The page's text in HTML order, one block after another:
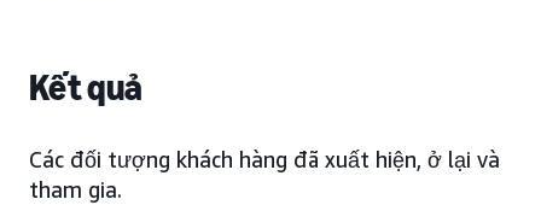
Kết quả
Các đối tượng khách hàng đã xuất hiện, ở lại và
tham gia.